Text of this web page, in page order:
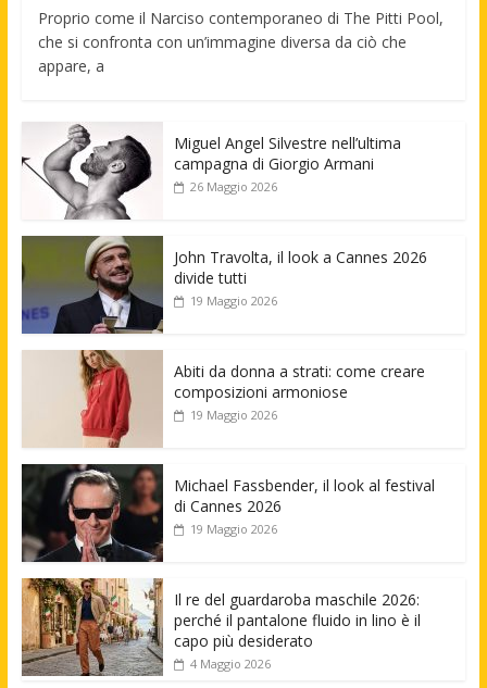
Proprio come il Narciso contemporaneo di The Pitti Pool,
che si confronta con un’immagine diversa da ciò che
appare, a
Miguel Angel Silvestre nell’ultima
campagna di Giorgio Armani
26 Maggio 2026
John Travolta, il look a Cannes 2026
divide tutti
19 Maggio 2026
Abiti da donna a strati: come creare
composizioni armoniose
19 Maggio 2026
Michael Fassbender, il look al festival
di Cannes 2026
19 Maggio 2026
Il re del guardaroba maschile 2026:
perché il pantalone fluido in lino è il
capo più desiderato
4 Maggio 2026